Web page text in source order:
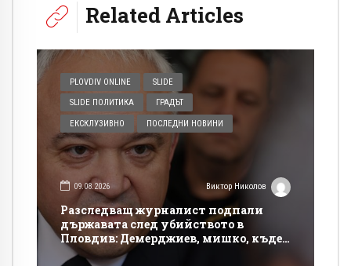
Related Articles
PLOVDIV ONLINE SLIDE
SLIDE ПОЛИТИКА ГРАДЪТ
ЕКСКЛУЗИВНО ПОСЛЕДНИ НОВИНИ
09.08.2026 Виктор Николов
Разследващ журналист подпали
държавата след убийството в
Пловдив: Демерджиев, мишко, къде
си!?